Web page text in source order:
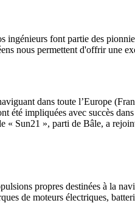
font partie des
nous permettent d'offrir une
dans toute l’Europe
été impliquées avec succès
« Sun21 », parti de Bâle, a
propres destinées à la
de moteurs électriques,